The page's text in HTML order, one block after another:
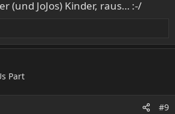
(und JoJos) Kinder, raus… :-/
Part
#9